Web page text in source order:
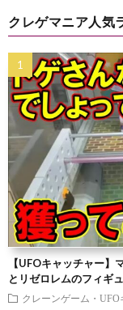
クレゲマニア人気
【UFOキャッチャー
とリゼロレムのフィギ
クレーンゲーム・